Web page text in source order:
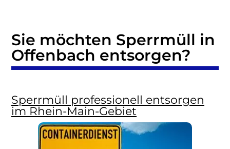
Sie möchten Sperrmüll in
Offenbach entsorgen?
Sperrmüll professionell entsorgen
im Rhein-Main-Gebiet